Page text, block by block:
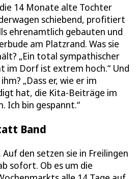
14 Monate alte Tochter
schiebend, profitiert
ehrenamtlich gebauten und
am Platzrand. Was sie
„Ein total sympathischer
im Dorf ist extrem hoch.“ Und
„Dass er, wie er im
hat, die Kita-Beiträge im
Ich bin gespannt.“
Band
den setzen sie in Freilingen
sofort. Ob es um die